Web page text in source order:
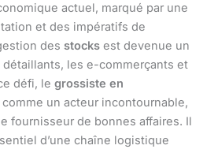
actuel, marqué par une
et des impératifs de
des stocks est devenue un
les e-commerçants et
défi, le grossiste en
comme un acteur incontournable,
fournisseur de bonnes affaires. Il
d’une chaîne logistique